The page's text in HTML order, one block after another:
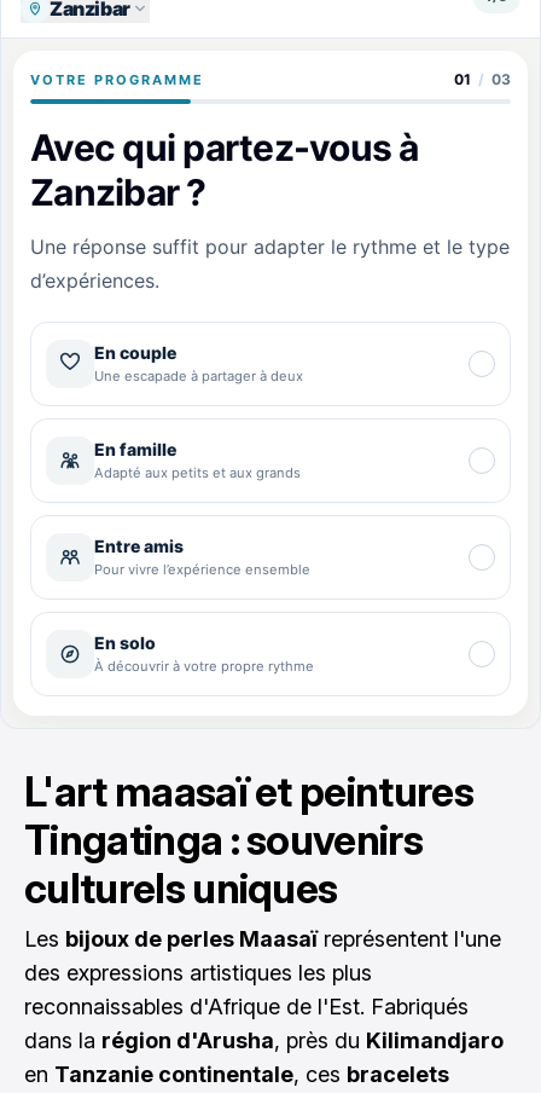
L'art maasaï et peintures
Tingatinga : souvenirs
culturels uniques
Les bijoux de perles Maasaïreprésentent l'une
des expressions artistiques les plus
reconnaissables d'Afrique de l'Est. Fabriqués
dans la région d'Arusha, près du Kilimandjaro
en Tanzanie continentale, ces bracelets